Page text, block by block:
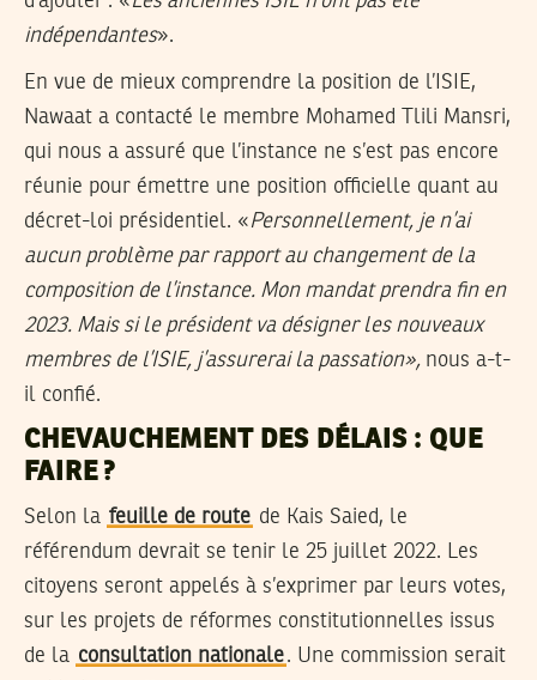
indépendantes».
En vue de mieux comprendre la position de l’ISIE,
Nawaat a contacté le membre Mohamed Tlili Mansri,
qui nous a assuré que l’instance ne s’est pas encore
réunie pour émettre une position officielle quant au
décret-loi présidentiel. «Personnellement, je n’ai
aucun problème par rapport au changement de la
composition de l’instance. Mon mandat prendra fin en
2023. Mais si le président va désigner les nouveaux
membres de l’ISIE, j’assurerai la passation», nous a-t-
il confié.
CHEVAUCHEMENT DES DÉLAIS : QUE
FAIRE ?
Selon la feuille de route de Kais Saied, le
référendum devrait se tenir le 25 juillet 2022. Les
citoyens seront appelés à s’exprimer par leurs votes,
sur les projets de réformes constitutionnelles issus
de la consultation nationale. Une commission serait